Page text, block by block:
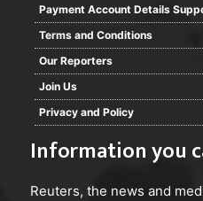
Payment Account Details
Terms and Conditions
Our Reporters
Join Us
Privacy and Policy
Information you
Reuters, the news and